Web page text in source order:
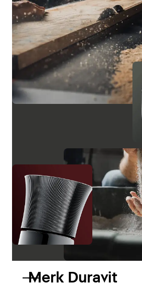
Merk Duravit